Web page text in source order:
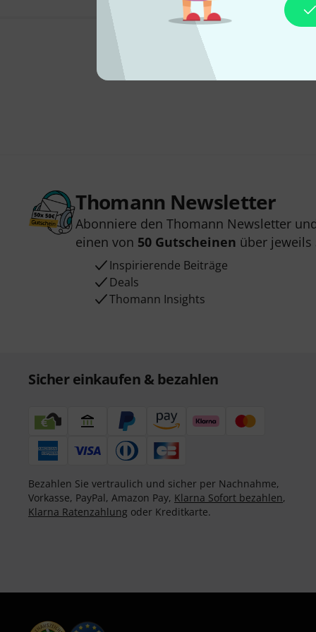
Thomann Newsletter
Abonniere den Thomann Newsletter
einen von 50 Gutscheinen über jeweils
Inspirierende Beiträge
Deals
Thomann Insights
Sicher einkaufen & bezahlen
Bezahlen Sie vertraulich und sicher per Nachnahme,
Vorkasse, PayPal, Amazon Pay, Klarna Sofort bezahlen,
Klarna Ratenzahlung oder Kreditkarte.